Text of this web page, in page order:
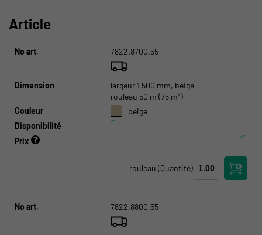
Article
No art. 7822.8700.55
Dimension
largeur 1 500 mm, beige
rouleau 50 m (75 m²)
Couleur
beige
Disponibilité
Prix
rouleau (Quantité)
No art. 7822.8800.55